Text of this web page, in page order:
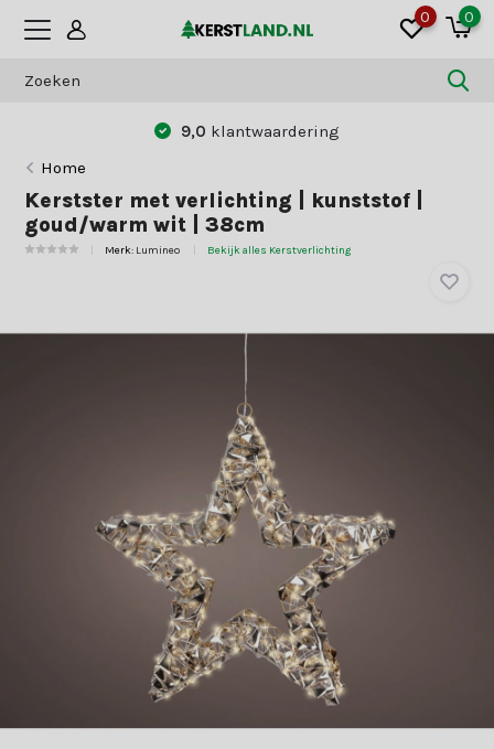
0 0
9,0 klantwaardering
Home
Kerstster met verlichting | kunststof |
goud/warm wit | 38cm
Merk: Lumineo Bekijk alles Kerstverlichting